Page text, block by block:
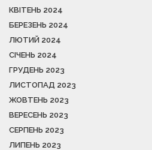
КВІТЕНЬ 2024
БЕРЕЗЕНЬ 2024
ЛЮТИЙ 2024
СІЧЕНЬ 2024
ГРУДЕНЬ 2023
ЛИСТОПАД 2023
ЖОВТЕНЬ 2023
ВЕРЕСЕНЬ 2023
СЕРПЕНЬ 2023
ЛИПЕНЬ 2023